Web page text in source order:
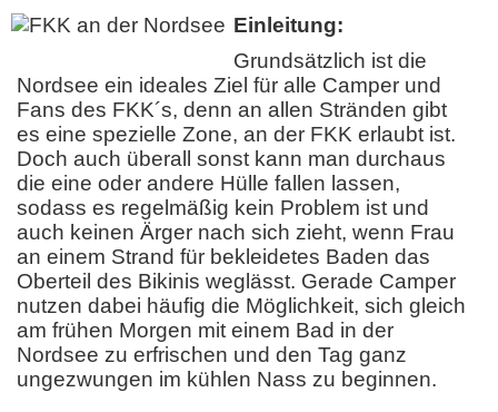
Einleitung:
Grundsätzlich ist die
Nordsee ein ideales Ziel für alle Camper und
Fans des FKK´s, denn an allen Stränden gibt
es eine spezielle Zone, an der FKK erlaubt ist.
Doch auch überall sonst kann man durchaus
die eine oder andere Hülle fallen lassen,
sodass es regelmäßig kein Problem ist und
auch keinen Ärger nach sich zieht, wenn Frau
an einem Strand für bekleidetes Baden das
Oberteil des Bikinis weglässt. Gerade Camper
nutzen dabei häufig die Möglichkeit, sich gleich
am frühen Morgen mit einem Bad in der
Nordsee zu erfrischen und den Tag ganz
ungezwungen im kühlen Nass zu beginnen.